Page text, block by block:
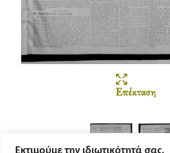
Εκτιμούμε την ιδιωτικότητά σας.
Επέκταση